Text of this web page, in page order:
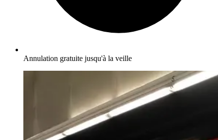
Annulation gratuite jusqu'à la veille